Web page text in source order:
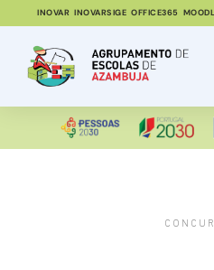
INOVAR INOVARSIGE OFFICE365